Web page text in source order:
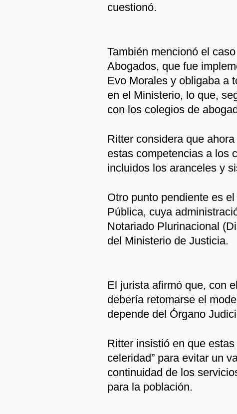
cuestionó.
También mencionó el
Abogados, que fue
Evo Morales y obligaba a
en el Ministerio, lo que,
con los colegios de
Ritter considera que
estas competencias a los
incluidos los aranceles y
Otro punto pendiente es
Pública, cuya
Notariado Plurinacional
del Ministerio de Justicia.
El jurista afirmó que, con
debería retomarse el
depende del Órgano
Ritter insistió en que
celeridad” para evitar un
continuidad de los
para la población.